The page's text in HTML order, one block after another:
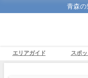
青森の
エリアガイド スポッ